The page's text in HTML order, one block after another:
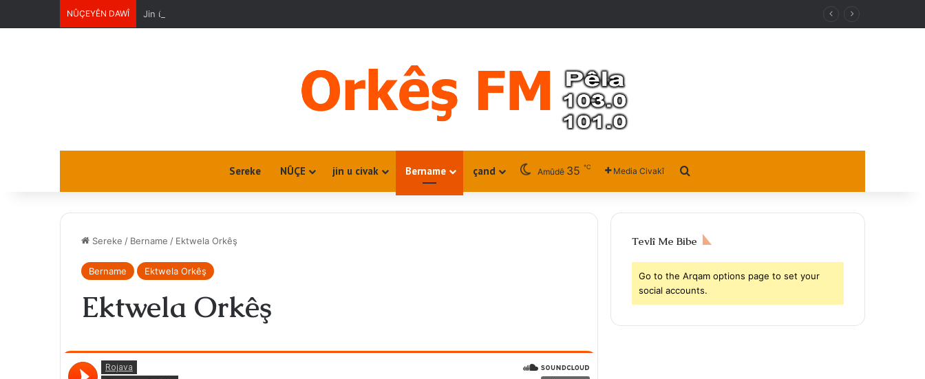
NÛÇEYÊN DAWÎ Jin û Jiyan
Sereke NÛÇE jin u civak Bername çand Amûdê 35 ℃ Media Civakî
Sereke / Bername / Ektwela Orkêş
Bername Ektwela Orkêş
Ektwela Orkêş
Tevlî Me Bibe
Go to the Arqam options page to set your
social accounts.